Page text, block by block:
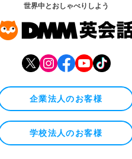
世界中とおしゃべりしよう
企業法人のお客様
学校法人のお客様